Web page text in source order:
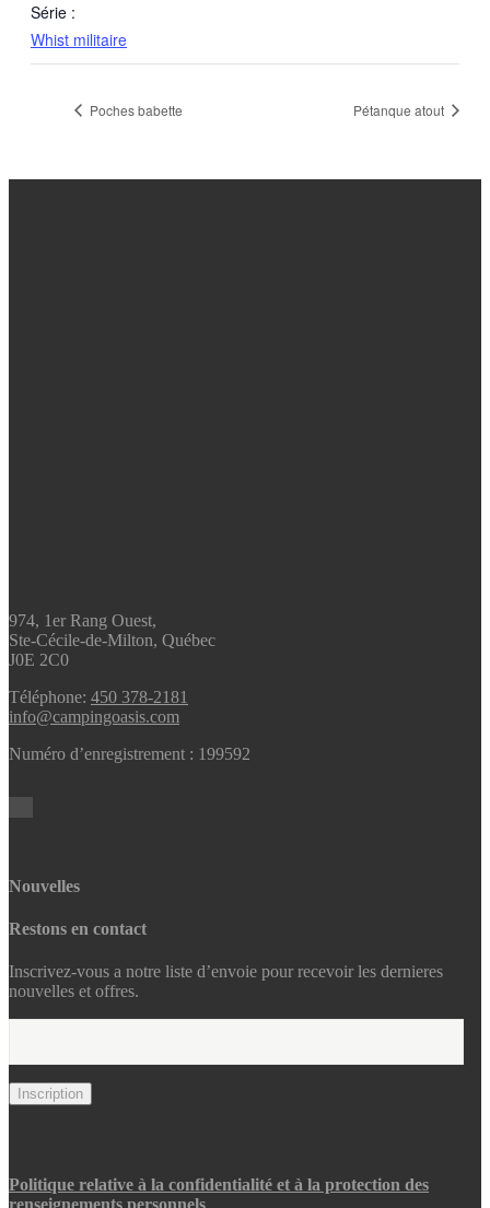
Série :
Whist militaire
Poches babette Pétanque atout
974, 1er Rang Ouest,
Ste-Cécile-de-Milton, Québec
J0E 2C0
Téléphone: 450 378-2181
info@campingoasis.com
Numéro d’enregistrement : 199592
Nouvelles
Restons en contact
Inscrivez-vous a notre liste d’envoie pour recevoir les dernieres
nouvelles et offres.
Politique relative à la confidentialité et à la protection des